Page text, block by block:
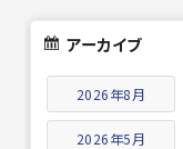
アーカイブ
2026年8月
2026年5月